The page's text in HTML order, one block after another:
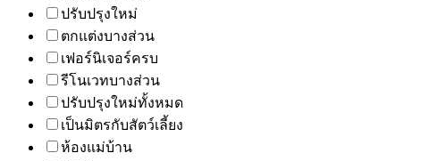
ปรับปรุงใหม่
ตกแต่งบางส่วน
เฟอร์นิเจอร์ครบ
รีโนเวทบางส่วน
ปรับปรุงใหม่ทั้งหมด
เป็นมิตรกับสัตว์เลี้ยง
ห้องแม่บ้าน